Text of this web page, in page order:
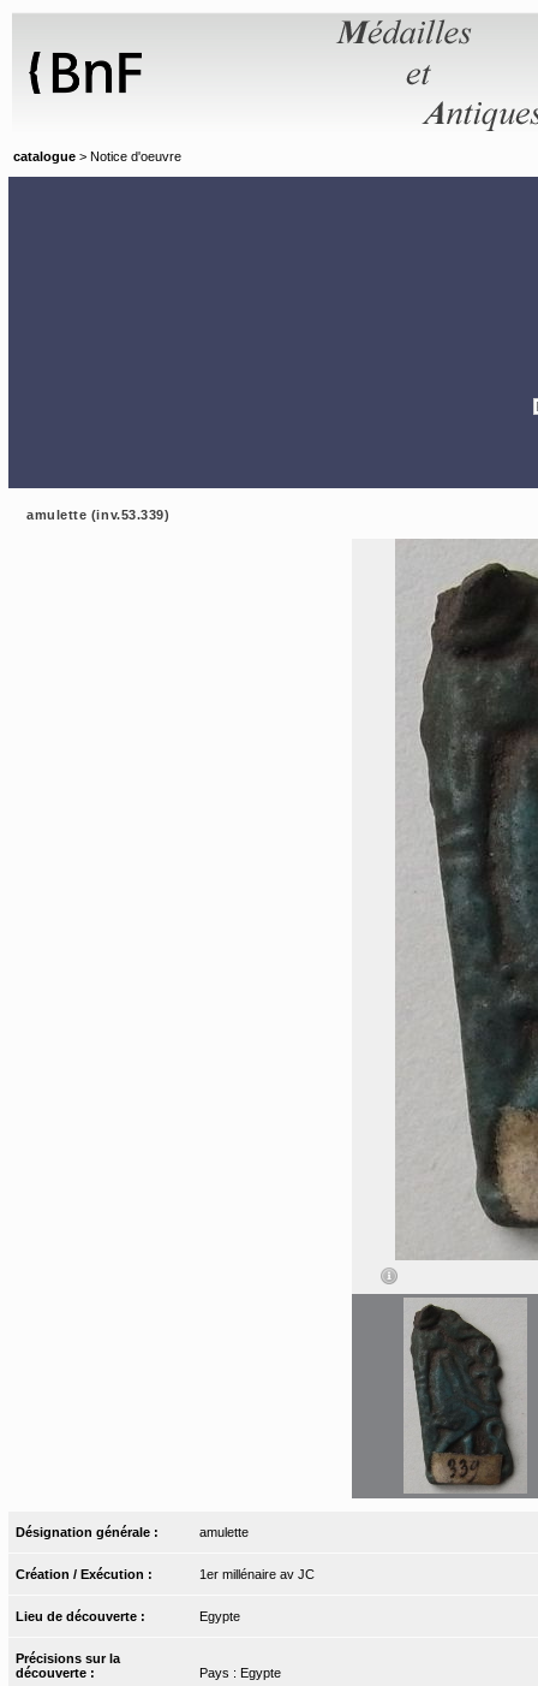
catalogue > Notice d'oeuvre
amulette (inv.53.339)
Désignation générale : amulette
Création / Exécution : 1er millénaire av JC
Lieu de découverte : Egypte
Précisions sur la
découverte :
Pays : Egypte